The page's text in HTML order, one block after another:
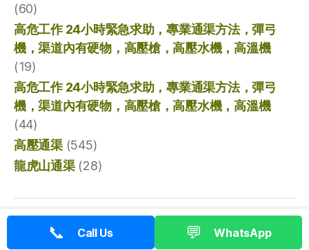
(60)
高危工作 24小時緊急求助，專業通渠方法，彈弓
機，渠道內有硬物，高壓槍，高壓水機，高溫機
(19)
高危工作 24小時緊急求助，專業通渠方法，彈弓
機，渠道內有硬物，高壓槍，高壓水機，高溫機
(44)
高壓通渠(545)
龍虎山通渠(28)
© 2026 香港通渠專家
📞 Call Us 💬 WhatsApp